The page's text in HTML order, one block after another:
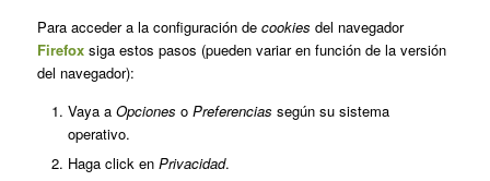
Para acceder a la configuración de cookies del navegador
Firefoxsiga estos pasos (pueden variar en función de la versión
del navegador):
Vaya a Opciones o Preferencias según su sistema
operativo.
Haga click en Privacidad.